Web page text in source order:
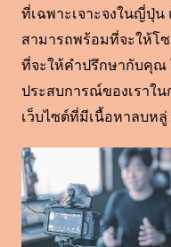
ที่เฉพาะเจาะจงในญี่ปุ่
สามารถพร้อมที่จะให้โ
ที่จะให้คำปรึกษากับคุณ
ประสบการณ์ของเราใ
เว็บไซต์ที่มีเนื้อหาลบหลู่